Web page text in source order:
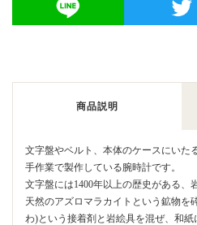
商品説明
文字盤やベルト、本体のケースにいた
手作業で製作している腕時計です。
文字盤には1400年以上の歴史がある、
天然のアズロマラカイトという鉱物を
わ)という接着剤と岩絵具を混ぜ、和